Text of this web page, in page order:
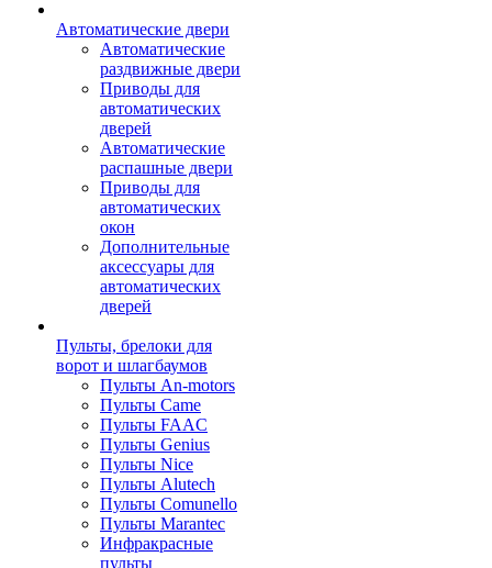
Автоматические двери
Автоматические
раздвижные двери
Приводы для
автоматических
дверей
Автоматические
распашные двери
Приводы для
автоматических
окон
Дополнительные
аксессуары для
автоматических
дверей
Пульты, брелоки для
ворот и шлагбаумов
Пульты An-motors
Пульты Came
Пульты FAAC
Пульты Genius
Пульты Nice
Пульты Alutech
Пульты Сomunello
Пульты Marantec
Инфракрасные
пульты